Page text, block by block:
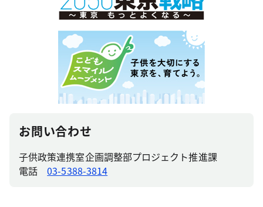
お問い合わせ
子供政策連携室企画調整部プロジェクト推進課
電話03-5388-3814